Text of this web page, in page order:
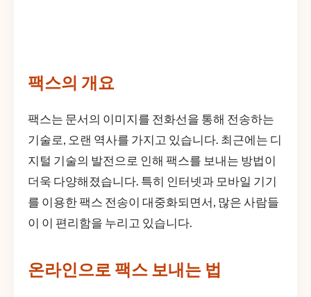
팩스의 개요
팩스는 문서의 이미지를 전화선을 통해 전송하는
기술로, 오랜 역사를 가지고 있습니다. 최근에는 디
지털 기술의 발전으로 인해 팩스를 보내는 방법이
더욱 다양해졌습니다. 특히 인터넷과 모바일 기기
를 이용한 팩스 전송이 대중화되면서, 많은 사람들
이 이 편리함을 누리고 있습니다.
온라인으로 팩스 보내는 법